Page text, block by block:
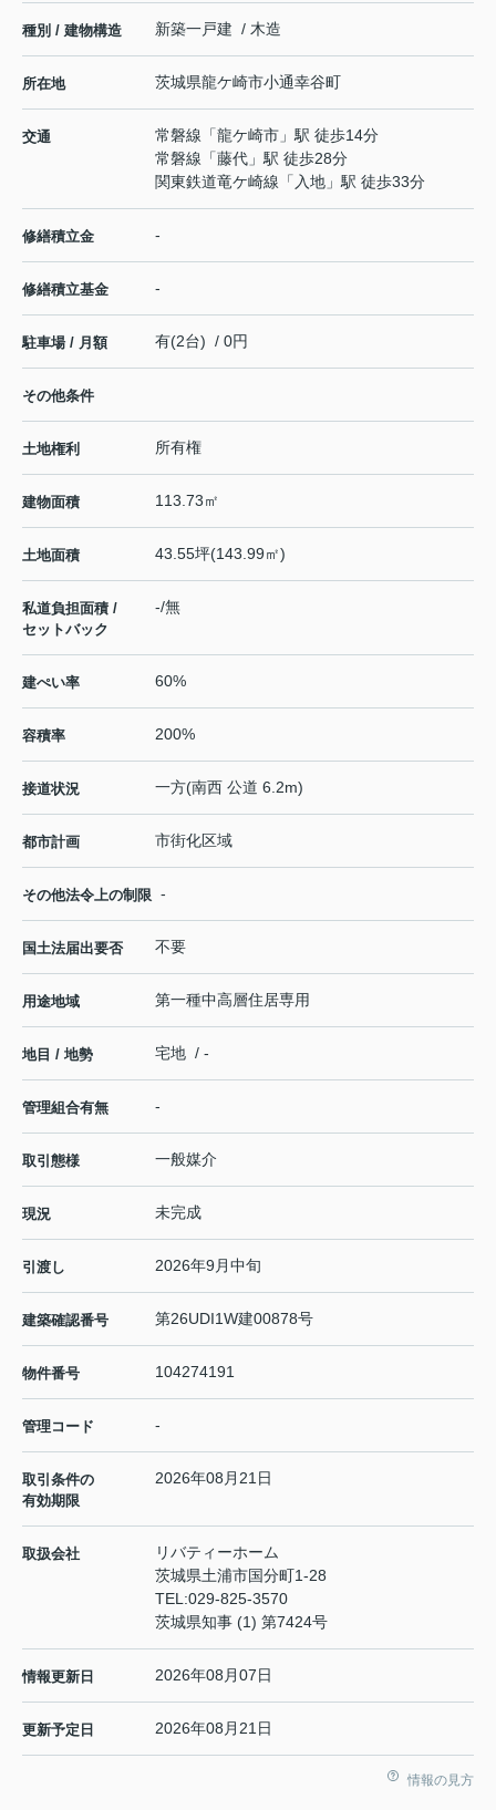
種別 / 建物構造 新築一戸建 / 木造
所在地 茨城県龍ケ崎市小通幸谷町
交通 常磐線 「龍ケ崎市 」駅 徒歩14分
常磐線 「藤代 」駅 徒歩28分
関東鉄道竜ケ崎線 「 入地 」駅 徒歩33分
修繕積立金 -
修繕積立基金 -
駐車場 / 月額 有(2台) / 0円
その他条件
土地権利 所有権
建物面積 113.73㎡
土地面積 43.55坪(143.99㎡)
私道負担面積 /
セットバック
-/無
建ぺい率 60%
容積率 200%
接道状況 一方(南西 公道 6.2m)
都市計画 市街化区域
その他法令上の制限 -
国土法届出要否 不要
用途地域 第一種中高層住居専用
地目 / 地勢 宅地 / -
管理組合有無 -
取引態様 一般媒介
現況 未完成
引渡し 2026年9月中旬
建築確認番号 第26UDI1W建00878号
物件番号 104274191
管理コード -
取引条件の
有効期限
2026年08月21日
取扱会社
リバティーホーム
茨城県土浦市国分町1-28
TEL:029-825-3570
茨城県知事 (1) 第7424号
情報更新日 2026年08月07日
更新予定日 2026年08月21日
情報の見方